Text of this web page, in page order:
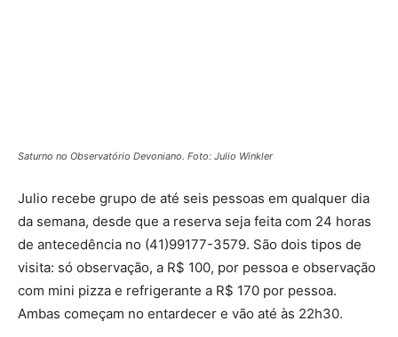
Saturno no Observatório Devoniano. Foto: Julio Winkler
Julio recebe grupo de até seis pessoas em qualquer dia
da semana, desde que a reserva seja feita com 24 horas
de antecedência no (41)99177-3579. São dois tipos de
visita: só observação, a R$ 100, por pessoa e observação
com mini pizza e refrigerante a R$ 170 por pessoa.
Ambas começam no entardecer e vão até às 22h30.